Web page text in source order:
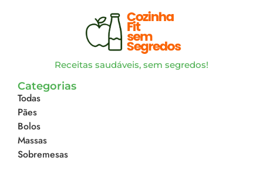
Receitas saudáveis, sem segredos!
Categorias
Todas
Pães
Bolos
Massas
Sobremesas